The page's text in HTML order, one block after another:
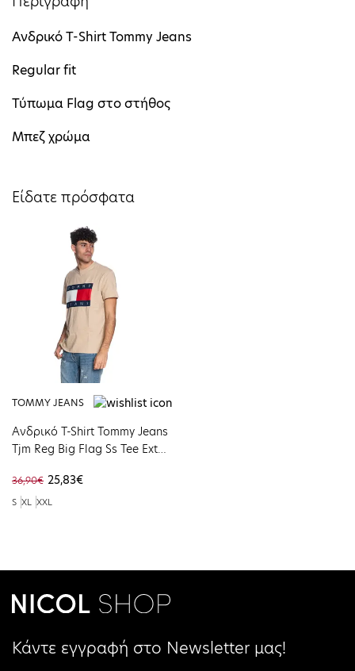
Ανδρικό T-Shirt Tommy Jeans
Regular fit
Τύπωμα Flag στο στήθος
Μπεζ χρώμα
Είδατε πρόσφατα
TOMMY JEANS
Ανδρικό T-Shirt Tommy Jeans
Tjm Reg Big Flag Ss Tee Ext
AES
36,90€ 25,83€
S XL XXL
Κάντε εγγραφή στο Newsletter μας!